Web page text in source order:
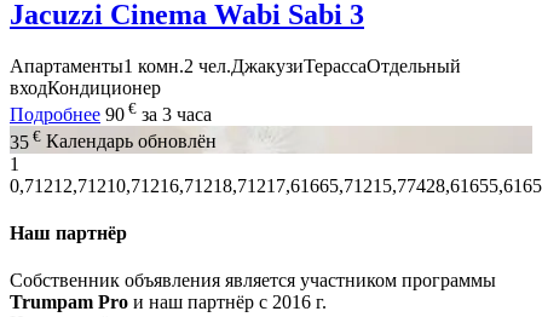
Jacuzzi Cinema Wabi Sabi 3
Апартаменты1 комн.2 чел.ДжакузиТерассаОтдельный
входКондиционер
Подробнее 90 € за 3 часа
35 € Календарь обновлён
1
Наш партнёр
Собственник объявления является участником программы
Trumpam Pro и наш партнёр с 2016 г.